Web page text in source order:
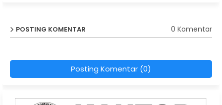
POSTING KOMENTAR 0 Komentar
Posting Komentar (0)